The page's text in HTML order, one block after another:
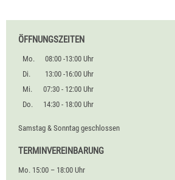
ÖFFNUNGSZEITEN
Mo.
08:00 -13:00 Uhr
Di.
13:00 -16:00 Uhr
Mi.
07:30 - 12:00 Uhr
Do.
14:30 - 18:00 Uhr
Samstag & Sonntag geschlossen
TERMINVEREINBARUNG
Mo. 15:00 – 18:00 Uhr